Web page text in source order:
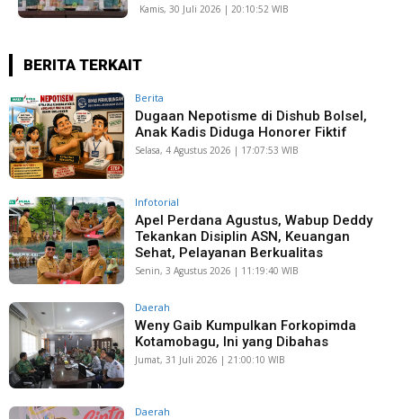
Kamis, 30 Juli 2026 | 20:10:52 WIB
BERITA TERKAIT
Berita
Dugaan Nepotisme di Dishub Bolsel,
Anak Kadis Diduga Honorer Fiktif
Selasa, 4 Agustus 2026 | 17:07:53 WIB
Infotorial
Apel Perdana Agustus, Wabup Deddy
Tekankan Disiplin ASN, Keuangan
Sehat, Pelayanan Berkualitas
Senin, 3 Agustus 2026 | 11:19:40 WIB
Daerah
Weny Gaib Kumpulkan Forkopimda
Kotamobagu, Ini yang Dibahas
Jumat, 31 Juli 2026 | 21:00:10 WIB
Daerah